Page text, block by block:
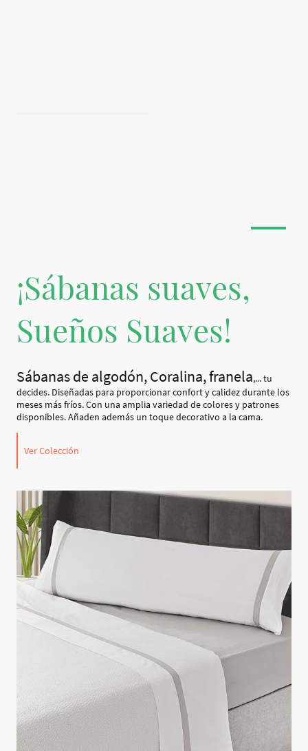
¡Sábanas suaves,
Sueños Suaves!
Sábanas de algodón, Coralina, franela,... tu
decides. Diseñadas para proporcionar confort y calidez durante los
meses más fríos. Con una amplia variedad de colores y patrones
disponibles. Añaden además un toque decorativo a la cama.
Ver Colección